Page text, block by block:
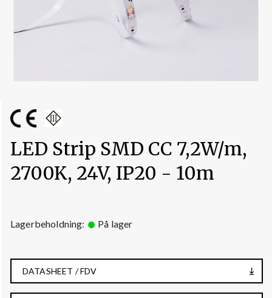
LED Strip SMD CC 7,2W/m,
2700K, 24V, IP20 - 10m
Lagerbeholdning: På lager
DATASHEET / FDV